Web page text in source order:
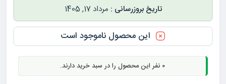
مرداد 17, 1405
این محصول ناموجود است
0 نفر این محصول را در سبد خرید دارند.